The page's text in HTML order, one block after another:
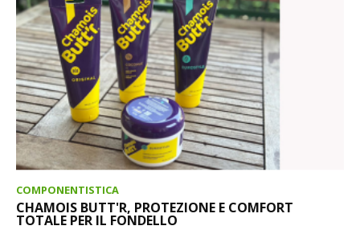
COMPONENTISTICA
CHAMOIS BUTT'R, PROTEZIONE E COMFORT
TOTALE PER IL FONDELLO